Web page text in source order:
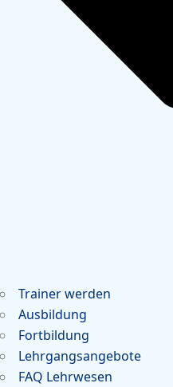
Trainer werden
Ausbildung
Fortbildung
Lehrgangsangebote
FAQ Lehrwesen